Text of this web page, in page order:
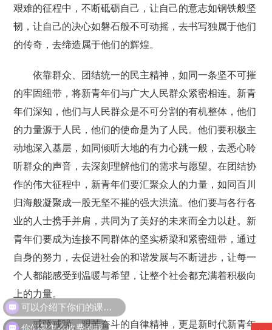
艰难的征程中，不断砥砺自己，让自己的意志如钢铁般坚
韧，让自己的决心如磐石般不可动摇，去书写独属于他们
的传奇，去缔造属于他们的辉煌。
依靠群众、团结统一的民主精神，如同一条坚不可摧
的牢固纽带，将新青年们与广大人民群众紧密相连。新青
年们深知，他们与人民群众是不可分割的有机整体，他们
的力量源于人民，他们的使命是为了人民。他们要积极主
动地深入基层，如同倾听大地的有力心跳一般，去悉心聆
听群众的声音，去深刻理解他们的需求与愿望。在团结协
作的伟大征程中，新青年们要汇聚众人的力量，如同百川
归海般凝聚成一股无坚不摧的强大洪流。他们要与各行各
业的人士携手并肩，共同为了美好的未来而全力以赴。新
青年们要成为连接不同群体的坚实桥梁和紧密纽带，通过
自身的努力，去促进社会的和谐发展与不断进步，让每一
个人都能感受到温暖与希望，让整个社会都充满着积极向
上的力量。
戒骄戒躁、艰苦奋斗的自律精神，更是新时代新青年
可以介绍下你们的课程吗？
你们是怎么收费的呢